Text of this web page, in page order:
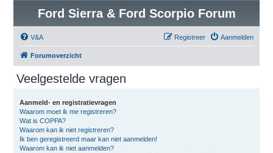
Ford Sierra & Ford Scorpio Forum
V&A Aanmelden
Registreer
Forumoverzicht
Veelgestelde vragen
Aanmeld- en registratievragen
Waarom moet ik me registreren?
Wat is COPPA?
Waarom kan ik niet registreren?
Ik ben geregistreerd maar kan niet aanmelden!
Waarom kan ik niet aanmelden?